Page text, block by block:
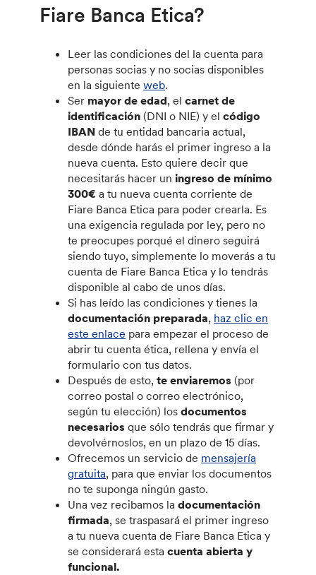
Fiare Banca Etica?
Leer las condiciones del la cuenta para
personas socias y no socias disponibles
en la siguienteweb.
Ser mayor de edad, el carnet de
identificación (DNI o NIE) y elcódigo
IBAN de tu entidad bancaria actual,
desde dónde harás el primer ingreso a la
nueva cuenta. Esto quiere decir que
necesitarás hacer uningreso de mínimo
300€a tu nueva cuenta corriente de
Fiare Banca Etica para poder crearla. Es
una exigencia regulada por ley, pero no
te preocupes porqué el dinero seguirá
siendo tuyo, simplemente lo moverás a tu
cuenta de Fiare Banca Etica y lo tendrás
disponible al cabo de unos días.
Si has leído las condiciones y tienes la
documentación preparada, haz clic en
este enlace para empezar el proceso de
abrir tu cuenta ética, rellena y envía el
formulario con tus datos.
Después de esto,te enviaremos (por
correo postal o correo electrónico,
según tu elección) losdocumentos
necesariosque sólo tendrás que firmar y
devolvérnoslos, en un plazo de 15 días.
Ofrecemos un servicio de mensajería
gratuita, para que enviar los documentos
no te suponga ningún gasto.
Una vez recibamos ladocumentación
firmada, se traspasará el primer ingreso
a tu nueva cuenta de Fiare Banca Etica y
se considerará estacuenta abierta y
funcional.